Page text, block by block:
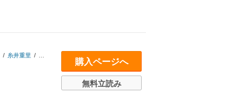
/ 糸井重里 / 小山薫堂
購入ページへ
無料立読み